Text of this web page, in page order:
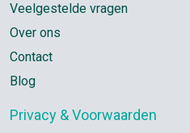
Veelgestelde vragen
Over ons
Contact
Blog
Privacy & Voorwaarden